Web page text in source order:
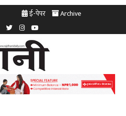
ई-पेपर Archive